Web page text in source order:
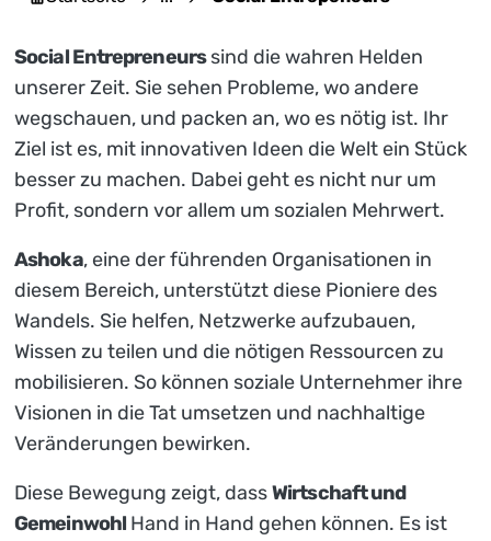
Social Entrepreneurssind die wahren Helden
unserer Zeit. Sie sehen Probleme, wo andere
wegschauen, und packen an, wo es nötig ist. Ihr
Ziel ist es, mit innovativen Ideen die Welt ein Stück
besser zu machen. Dabei geht es nicht nur um
Profit, sondern vor allem um sozialen Mehrwert.
Ashoka, eine der führenden Organisationen in
diesem Bereich, unterstützt diese Pioniere des
Wandels. Sie helfen, Netzwerke aufzubauen,
Wissen zu teilen und die nötigen Ressourcen zu
mobilisieren. So können soziale Unternehmer ihre
Visionen in die Tat umsetzen und nachhaltige
Veränderungen bewirken.
Diese Bewegung zeigt, dassWirtschaft und
Gemeinwohl Hand in Hand gehen können. Es ist